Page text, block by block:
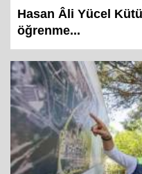
Hasan Âli Yücel
öğrenme...